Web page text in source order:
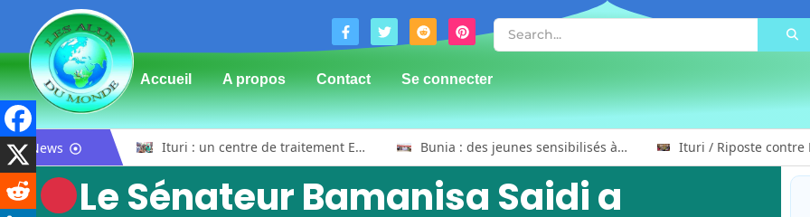
Accueil A propos Contact Se connecter
News Ituri : un centre de traitement Ebola de plus de 100 lits ouvre ses portes pour renforcer la riposte Bunia : des jeunes sensibilisés à la masculinité positive pour lutter contre les violences basées sur le genre
Le Sénateur Bamanisa Saidi a